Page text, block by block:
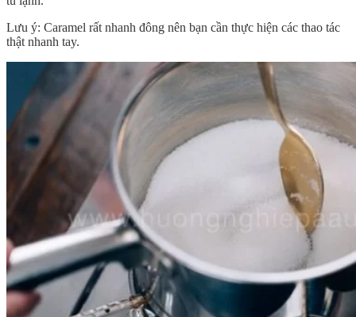
Lưu ý: Caramel rất nhanh đông nên bạn cần thực hiện các thao tác
thật nhanh tay.